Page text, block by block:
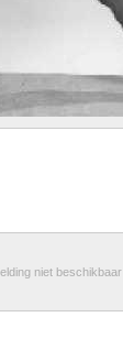
niet beschikbaar